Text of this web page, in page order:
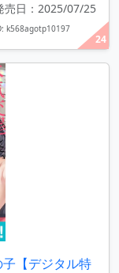
24
売日：2025/07/25
k568agotp10197
【デジタル特